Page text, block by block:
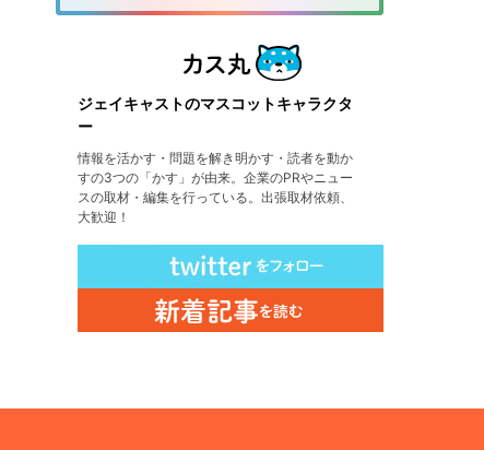
ジェイキャストのマスコットキャラクタ
ー
情報を活かす・問題を解き明かす・読者を動か
すの3つの「かす」が由来。企業のPRやニュー
スの取材・編集を行っている。出張取材依頼、
大歓迎！